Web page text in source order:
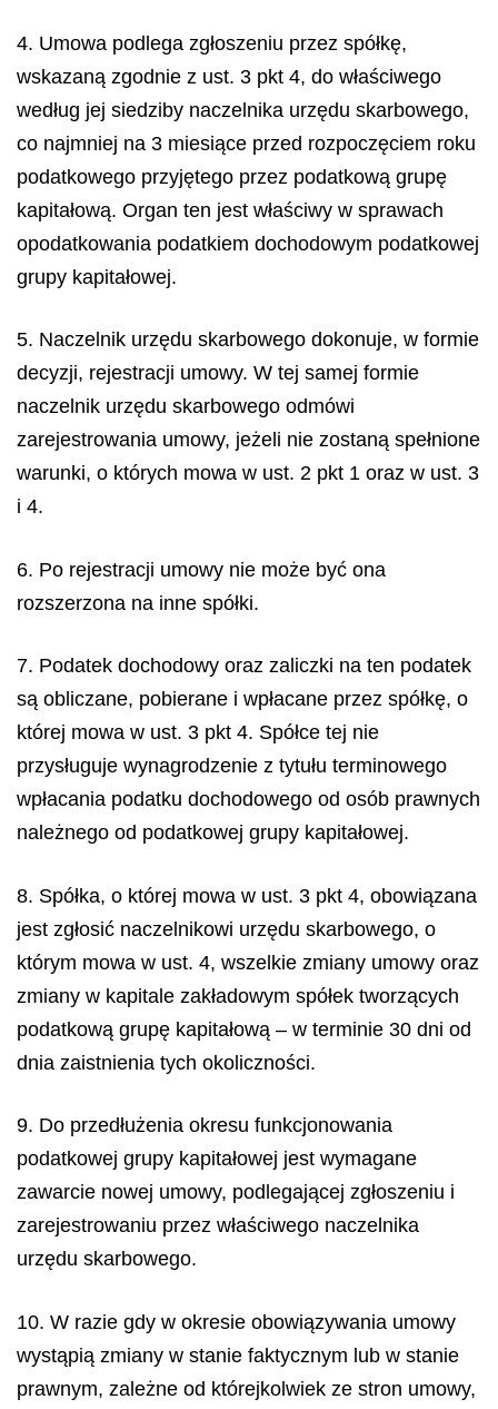
4. Umowa podlega zgłoszeniu przez spółkę,
wskazaną zgodnie z ust. 3 pkt 4, do właściwego
według jej siedziby naczelnika urzędu skarbowego,
co najmniej na 3 miesiące przed rozpoczęciem roku
podatkowego przyjętego przez podatkową grupę
kapitałową. Organ ten jest właściwy w sprawach
opodatkowania podatkiem dochodowym podatkowej
grupy kapitałowej.
5. Naczelnik urzędu skarbowego dokonuje, w formie
decyzji, rejestracji umowy. W tej samej formie
naczelnik urzędu skarbowego odmówi
zarejestrowania umowy, jeżeli nie zostaną spełnione
warunki, o których mowa w ust. 2 pkt 1 oraz w ust. 3
i 4.
6. Po rejestracji umowy nie może być ona
rozszerzona na inne spółki.
7. Podatek dochodowy oraz zaliczki na ten podatek
są obliczane, pobierane i wpłacane przez spółkę, o
której mowa w ust. 3 pkt 4. Spółce tej nie
przysługuje wynagrodzenie z tytułu terminowego
wpłacania podatku dochodowego od osób prawnych
należnego od podatkowej grupy kapitałowej.
8. Spółka, o której mowa w ust. 3 pkt 4, obowiązana
jest zgłosić naczelnikowi urzędu skarbowego, o
którym mowa w ust. 4, wszelkie zmiany umowy oraz
zmiany w kapitale zakładowym spółek tworzących
podatkową grupę kapitałową – w terminie 30 dni od
dnia zaistnienia tych okoliczności.
9. Do przedłużenia okresu funkcjonowania
podatkowej grupy kapitałowej jest wymagane
zawarcie nowej umowy, podlegającej zgłoszeniu i
zarejestrowaniu przez właściwego naczelnika
urzędu skarbowego.
10. W razie gdy w okresie obowiązywania umowy
wystąpią zmiany w stanie faktycznym lub w stanie
prawnym, zależne od którejkolwiek ze stron umowy,